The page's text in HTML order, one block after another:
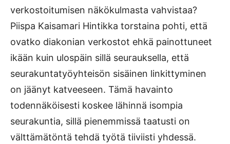
verkostoitumisen näkökulmasta vahvistaa?
Piispa Kaisamari Hintikka torstaina pohti, että
ovatko diakonian verkostot ehkä painottuneet
ikään kuin ulospäin sillä seurauksella, että
seurakuntatyöyhteisön sisäinen linkittyminen
on jäänyt katveeseen. Tämä havainto
todennäköisesti koskee lähinnä isompia
seurakuntia, sillä pienemmissä taatusti on
välttämätöntä tehdä työtä tiiviisti yhdessä.